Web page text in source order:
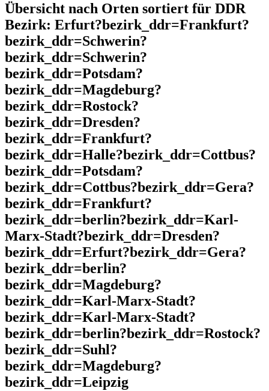
Übersicht nach Orten sortiert für DDR
Bezirk: Erfurt?bezirk_ddr=Frankfurt?
bezirk_ddr=Schwerin?
bezirk_ddr=Schwerin?
bezirk_ddr=Potsdam?
bezirk_ddr=Magdeburg?
bezirk_ddr=Rostock?
bezirk_ddr=Dresden?
bezirk_ddr=Frankfurt?
bezirk_ddr=Halle?bezirk_ddr=Cottbus?
bezirk_ddr=Potsdam?
bezirk_ddr=Cottbus?bezirk_ddr=Gera?
bezirk_ddr=Frankfurt?
bezirk_ddr=berlin?bezirk_ddr=Karl-
Marx-Stadt?bezirk_ddr=Dresden?
bezirk_ddr=Erfurt?bezirk_ddr=Gera?
bezirk_ddr=berlin?
bezirk_ddr=Magdeburg?
bezirk_ddr=Karl-Marx-Stadt?
bezirk_ddr=Karl-Marx-Stadt?
bezirk_ddr=berlin?bezirk_ddr=Rostock?
bezirk_ddr=Suhl?
bezirk_ddr=Magdeburg?
bezirk_ddr=Leipzig